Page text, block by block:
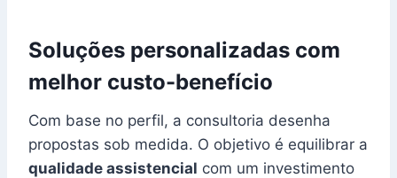
Soluções personalizadas com
melhor custo-benefício
Com base no perfil, a consultoria desenha
propostas sob medida. O objetivo é equilibrar a
qualidade assistencial com um investimento